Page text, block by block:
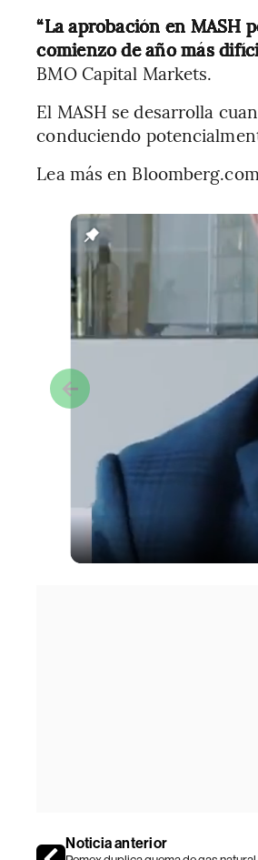
“La aprobación en MASH
comienzo de año más
BMO Capital Markets.
El MASH se desarrolla
conduciendo
Lea más en Bloomberg.com
Noticia anterior